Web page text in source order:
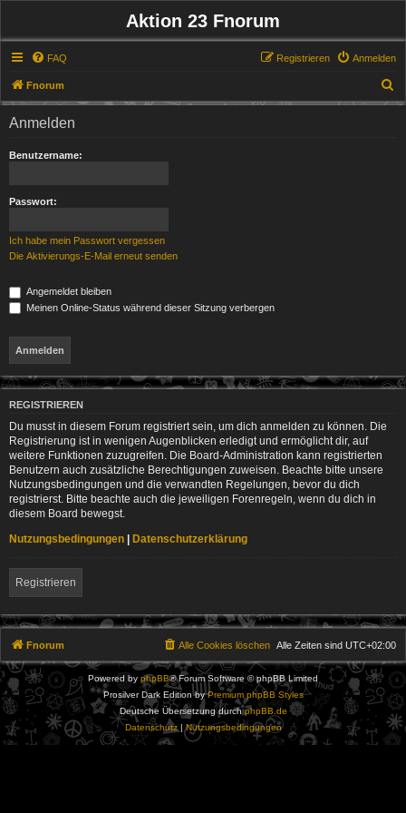
Aktion 23 Fnorum
FAQ Anmelden
Registrieren
Fnorum
u
Anmelden
Benutzername:
Passwort:
Ich habe mein Passwort vergessen
Die Aktivierungs-E-Mail erneut senden
Angemeldet bleiben
Meinen Online-Status während dieser Sitzung verbergen
REGISTRIEREN
Du musst in diesem Forum registriert sein, um dich anmelden zu können. Die
Registrierung ist in wenigen Augenblicken erledigt und ermöglicht dir, auf
weitere Funktionen zuzugreifen. Die Board-Administration kann registrierten
Benutzern auch zusätzliche Berechtigungen zuweisen. Beachte bitte unsere
Nutzungsbedingungen und die verwandten Regelungen, bevor du dich
registrierst. Bitte beachte auch die jeweiligen Forenregeln, wenn du dich in
diesem Board bewegst.
Nutzungsbedingungen | Datenschutzerklärung
Registrieren
Fnorum Alle Zeiten sind UTC+02:00
Alle Cookies löschen
Powered by phpBB® Forum Software © phpBB Limited
Prosilver Dark Edition byPremium phpBB Styles
Deutsche Übersetzung durchphpBB.de
Datenschutz|Nutzungsbedingungen